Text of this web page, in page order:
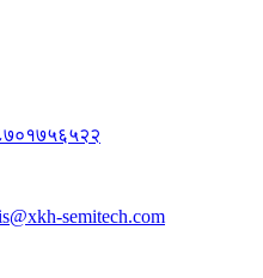
semitech.com